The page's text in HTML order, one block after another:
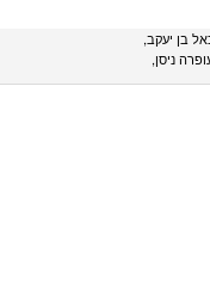
בן יעקב
ניסן